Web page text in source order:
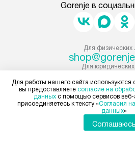
Gorenje в
Для физических
Для
НАПИСАТЬ
Политика
Для работы нашего сайта используются
вы предоставляете согласие на
данных с помощью сервисов веб-
присоединяетесь к тексту «Согласия
данных»
Соглашаюсь